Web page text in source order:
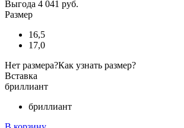
Выгода 4 041 руб.
Размер
16,5
17,0
Нет размера?Как узнать размер?
Вставка
бриллиант
бриллиант